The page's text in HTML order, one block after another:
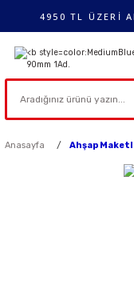
4950 TL ÜZERİ
Anasayfa Ahşap